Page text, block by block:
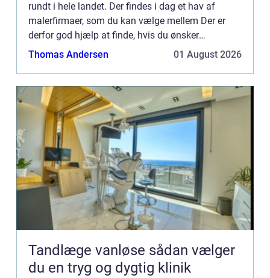
rundt i hele landet. Der findes i dag et hav af
malerfirmaer, som du kan vælge mellem Der er
derfor god hjælp at finde, hvis du ønsker
professionel hjælp til en mal...
Thomas Andersen 01 August 2026
Tandlæge vanløse sådan vælger
du en tryg og dygtig klinik